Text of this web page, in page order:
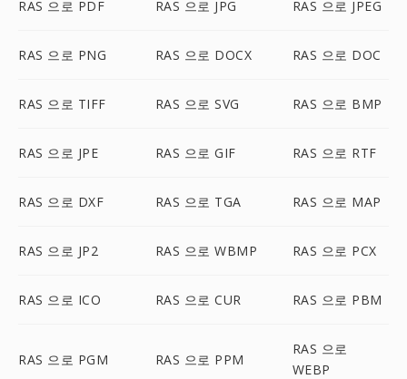
RAS 으로 PDF RAS 으로 JPG RAS 으로 JPEG
RAS 으로 PNG RAS 으로 DOCX RAS 으로 DOC
RAS 으로 TIFF RAS 으로 SVG RAS 으로 BMP
RAS 으로 JPE RAS 으로 GIF RAS 으로 RTF
RAS 으로 DXF RAS 으로 TGA RAS 으로 MAP
RAS 으로 JP2 RAS 으로 WBMP RAS 으로 PCX
RAS 으로 ICO RAS 으로 CUR RAS 으로 PBM
RAS 으로 PGM RAS 으로 PPM
RAS 으로
WEBP